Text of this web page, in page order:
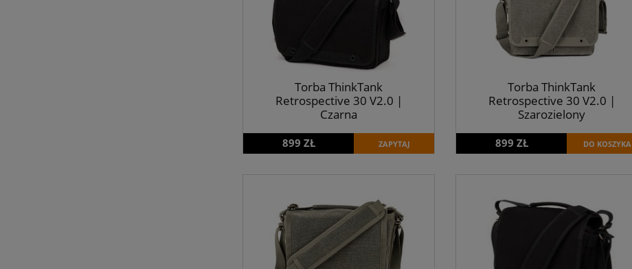
Torba ThinkTank
Retrospective 30 V2.0 |
Czarna
899 ZŁ ZAPYTAJ
Torba ThinkTank
Retrospective 30 V2.0 |
Szarozielony
899 ZŁ DO KOSZYKA